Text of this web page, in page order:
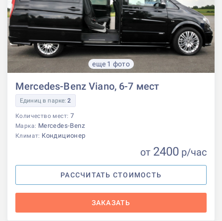
еще 1 фото
Mercedes-Benz Viano, 6-7 мест
Единиц в парке:2
Количество мест: 7
Марка: Mercedes-Benz
Климат: Кондиционер
от 2400 р/час
РАССЧИТАТЬ СТОИМОСТЬ
ЗАКАЗАТЬ